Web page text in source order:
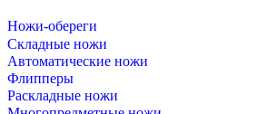
Ножи-обереги
Складные ножи
Автоматические ножи
Флипперы
Раскладные ножи